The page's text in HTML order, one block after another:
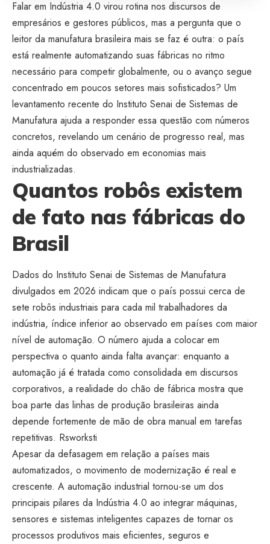
Falar em Indústria 4.0 virou rotina nos discursos de
empresários e gestores públicos, mas a pergunta que o
leitor da manufatura brasileira mais se faz é outra: o país
está realmente automatizando suas fábricas no ritmo
necessário para competir globalmente, ou o avanço segue
concentrado em poucos setores mais sofisticados? Um
levantamento recente do Instituto Senai de Sistemas de
Manufatura ajuda a responder essa questão com números
concretos, revelando um cenário de progresso real, mas
ainda aquém do observado em economias mais
industrializadas.
Quantos robôs existem
de fato nas fábricas do
Brasil
Dados do Instituto Senai de Sistemas de Manufatura
divulgados em 2026 indicam que o país possui cerca de
sete robôs industriais para cada mil trabalhadores da
indústria, índice inferior ao observado em países com maior
nível de automação. O número ajuda a colocar em
perspectiva o quanto ainda falta avançar: enquanto a
automação já é tratada como consolidada em discursos
corporativos, a realidade do chão de fábrica mostra que
boa parte das linhas de produção brasileiras ainda
depende fortemente de mão de obra manual em tarefas
repetitivas. Rsworksti
Apesar da defasagem em relação a países mais
automatizados, o movimento de modernização é real e
crescente. A automação industrial tornou-se um dos
principais pilares da Indústria 4.0 ao integrar máquinas,
sensores e sistemas inteligentes capazes de tornar os
processos produtivos mais eficientes, seguros e